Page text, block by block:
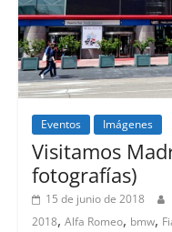
Eventos Imágenes
Visitamos
fotografías)
15 de junio de 2018
2018, Alfa Romeo, bmw,